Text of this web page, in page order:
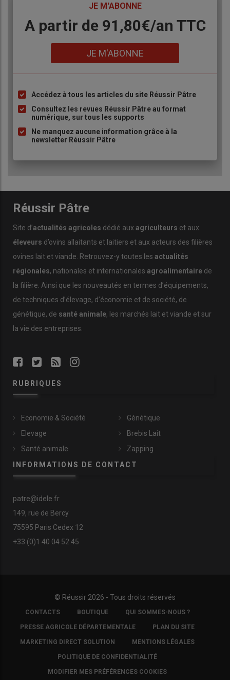
À Pau, lemagasin de producteurs
fait découvrir les produits de neuf éleveurs de la région.
bonnes ventes ont permis de lever le pied sur lemagasin à la
ferme
. » Et des produits, il y en a ! L’éleveur faittransformer
la viande encharcuterie, pâtés, civet de brebis, boudins,
rillettes, moussaka, graisserons, … En plus, il vend six tonnes
jusque dans la capitale.
Engagé pour l’agropastoralisme
reproduction début juin, dont la moitié à
40 brebis, pour les retours. L’éleveur croit en l’importance de la
fait en brebis lait. On a la meilleure génétique du monde.
Lire aussi :
Coram - Les races ovines locales, aux
origines du pastoralisme
Très impliqué dans l’avenir de la race basco-béarnaise, Olivier
races ovines laitières des
des Races de Massif (Coram).
basco-béarnaise plus performante, tout en améliorant sa
« Dans le Béarn, le
pastoralisme s’est
construit autour du
fromage d’estive »
JE M'ABONNE
Body
A partir de 91,80€/an​ TTC
JE M'ABONNE
Liste
à
puce
Accédez à tous les articles du site Réussir Pâtre
Consultez les revues Réussir Pâtre au format
numérique, sur tous les supports
Ne manquez aucune information grâce à la
newsletter Réussir Pâtre
Réussir Pâtre
Site d’actualités agricoles dédié aux agriculteurs et aux
éleveurs d’ovins allaitants et laitiers et aux acteurs des filières
ovines lait et viande. Retrouvez-y toutes les actualités
régionales, nationales et internationales agroalimentaire de
la filière. Ainsi que les nouveautés en termes d’équipements,
de techniques d’élevage, d’économie et de société, de
génétique, de santé animale, les marchés lait et viande et sur
la vie des entreprises.
RUBRIQUES
Economie & Société
Elevage
Santé animale
Génétique
Brebis Lait
Zapping
INFORMATIONS DE CONTACT
patre@idele.fr
149, rue de Bercy
75595 Paris Cedex 12
+33 (0)1 40 04 52 45
© Réussir 2026 - Tous droits réservés
FOOTER
COPYRIGHT
CONTACTS BOUTIQUE QUI SOMMES-NOUS ?
PRESSE AGRICOLE DÉPARTEMENTALE PLAN DU SITE
MARKETING DIRECT SOLUTION MENTIONS LÉGALES
POLITIQUE DE CONFIDENTIALITÉ
MODIFIER MES PRÉFÉRENCES COOKIES